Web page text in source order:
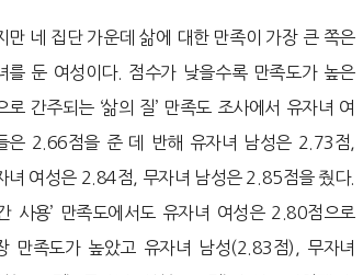
만 네 집단 가운데 삶에 대한 만족이 가장 큰 쪽은
를 둔 여성이다. 점수가 낮을수록 만족도가 높은
로 간주되는 ‘삶의 질’ 만족도 조사에서 유자녀 여
은 2.66점을 준 데 반해 유자녀 남성은 2.73점,
녀 여성은 2.84점, 무자녀 남성은 2.85점을 줬다.
사용’ 만족도에서도 유자녀 여성은 2.80점으로
만족도가 높았고 유자녀 남성(2.83점), 무자녀